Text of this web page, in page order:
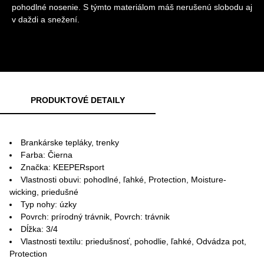
pohodlné nosenie. S týmto materiálom máš nerušenú slobodu aj
v daždi a snežení.
PRODUKTOVÉ DETAILY
Brankárske tepláky, trenky
Farba: Čierna
Značka: KEEPERsport
Vlastnosti obuvi: pohodlné, ľahké, Protection, Moisture-
wicking, priedušné
Typ nohy: úzky
Povrch: prírodný trávnik, Povrch: trávnik
Dĺžka: 3/4
Vlastnosti textilu: priedušnosť, pohodlie, ľahké, Odvádza pot,
Protection